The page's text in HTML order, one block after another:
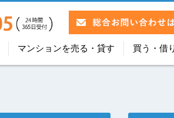
マンションを売る・貸す 買う・借